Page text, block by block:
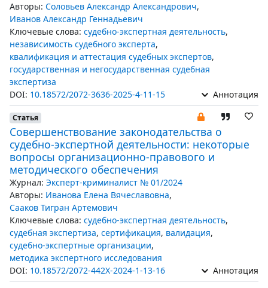
Авторы: Соловьев Александр Александрович,
Иванов Александр Геннадьевич
Ключевые слова: судебно-экспертная деятельность,
независимость судебного эксперта,
квалификация и аттестация судебных экспертов,
государственная и негосударственная судебная
экспертиза
DOI: 10.18572/2072-3636-2025-4-11-15 Аннотация
Статья
Совершенствование законодательства о
судебно-экспертной деятельности: некоторые
вопросы организационно-правового и
методического обеспечения
Журнал: Эксперт-криминалист № 01/2024
Авторы: Иванова Елена Вячеславовна,
Сааков Тигран Артемович
Ключевые слова: судебно-экспертная деятельность,
судебная экспертиза, сертификация, валидация,
судебно-экспертные организации,
методика экспертного исследования
DOI: 10.18572/2072-442X-2024-1-13-16 Аннотация